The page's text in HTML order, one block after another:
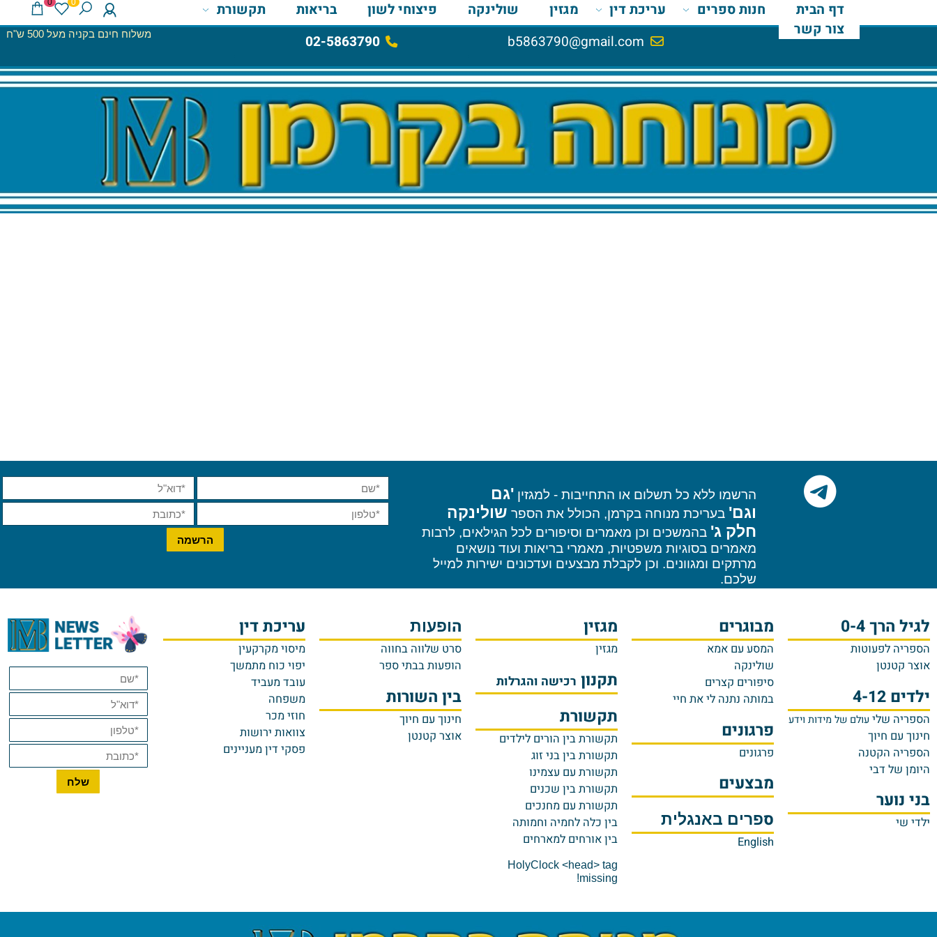
b5863790@gmail.com
02-5863790 משלוח חינם בקניה מעל 500 ש"ח
0 0 דף הבית חנות ספרים עריכת דין מגזין שולינקה פיצוחי לשון בריאות
תקשורת
צור קשר
הרשמוללא כל תשלום או התחייבות - למגזין'גם
בעריכת מנוחה בקרמן, הכולל את הספרשולינקה
חלק ג' בהמשכים וכן מאמרים וסיפורים לכל הגילאים, לרבות
מאמרים בסוגיות משפטיות, מאמרי בריאות ועוד נושאים
מרתקים ומגוונים. וכןלקבלת מבצעים ועדכונים ישירות למייל
0-4
שליעולם של מידות וידע
חיוך
דבי
מבוגרים
המסע עם אמא
שולינקה
סיפורים קצרים
במותה נתנה לי את חיי
פרגונים
פרגונים
מבצעים
פרים באנגלית
מגזין
תקנון רכישה והגרלות
תקשורת
קשורת בין הורים לילדים
תקשורת בין בני זוג
תקשורת עם עצמינו
תקשורת בין שכנים
תקשורת עם מחנכים
בין כלה לחמיה וחמותה
בין אורחים למארחים
missing!
ופעות
הופעות בבתי ספר
בין השורות
עריכת דין
מיסוי מקרקעין
יפוי כוח מתמשך
עובד מעביד
משפחה
חוזי מכר